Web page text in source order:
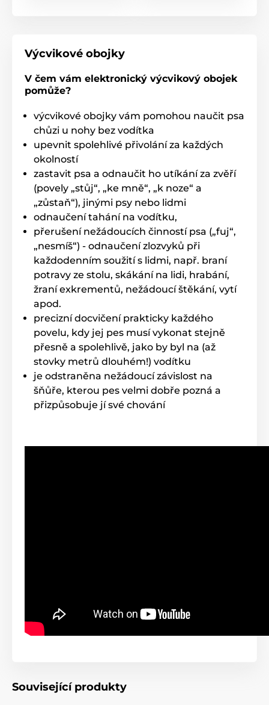
Výcvikové obojky
V čem vám elektronický výcvikový obojek
pomůže?
výcvikové obojky vám pomohou naučit psa
chůzi u nohy bez vodítka
upevnit spolehlivé přivolání za každých
okolností
zastavit psa a odnaučit ho utíkání za zvěří
(povely „stůj“, „ke mně“, „k noze“ a
„zůstaň“), jinými psy nebo lidmi
odnaučení tahání na vodítku,
přerušení nežádoucích činností psa („fuj“,
„nesmíš“) - odnaučení zlozvyků při
každodenním soužití s lidmi, např. braní
potravy ze stolu, skákání na lidi, hrabání,
žraní exkrementů, nežádoucí štěkání, vytí
apod.
precizní docvičení prakticky každého
povelu, kdy jej pes musí vykonat stejně
přesně a spolehlivě, jako by byl na (až
stovky metrů dlouhém!) vodítku
je odstraněna nežádoucí závislost na
šňůře, kterou pes velmi dobře pozná a
přizpůsobuje jí své chování
Související produkty